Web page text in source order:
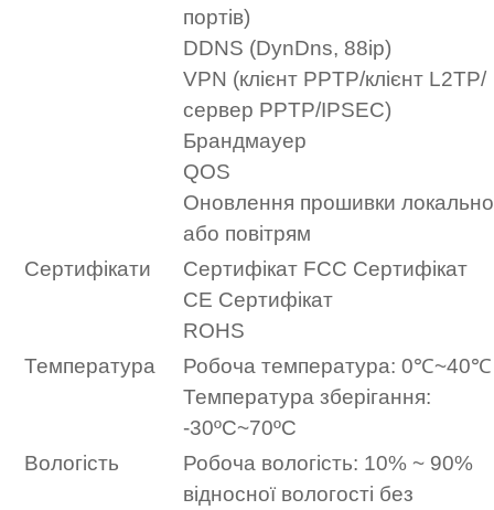
портів)
DDNS (DynDns, 88ip)
VPN (клієнт PPTP/клієнт L2TP/
сервер PPTP/IPSEC)
Брандмауер
QOS
Оновлення прошивки локально
або повітрям
Сертифікати
Сертифікат FCC Сертифікат
CE Сертифікат
ROHS
Температура
Робоча температура: 0℃~40℃
Температура зберігання:
-30ºC~70ºC
Вологість
Робоча вологість: 10% ~ 90%
відносної вологості без